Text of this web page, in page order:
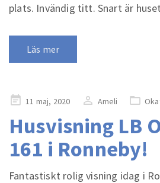
plats. Invändig titt. Snart är
Läs mer
Publicerad
11 maj, 2020 Ameli
Husvisning LB
161 i Ronneby!
Fantastiskt rolig visning idag i